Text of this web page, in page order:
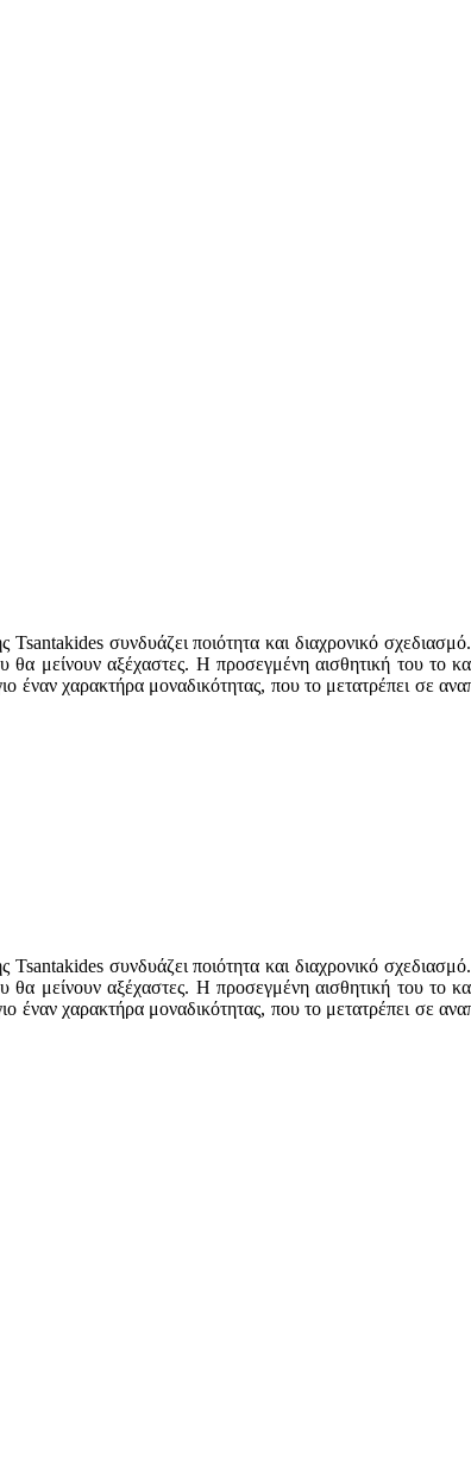
Tsantakides συνδυάζει ποιότητα και διαχρονικό
θα μείνουν αξέχαστες. Η προσεγμένη αισθητική του το
έναν χαρακτήρα μοναδικότητας, που το μετατρέπει σε
Tsantakides συνδυάζει ποιότητα και διαχρονικό
θα μείνουν αξέχαστες. Η προσεγμένη αισθητική του το
έναν χαρακτήρα μοναδικότητας, που το μετατρέπει σε